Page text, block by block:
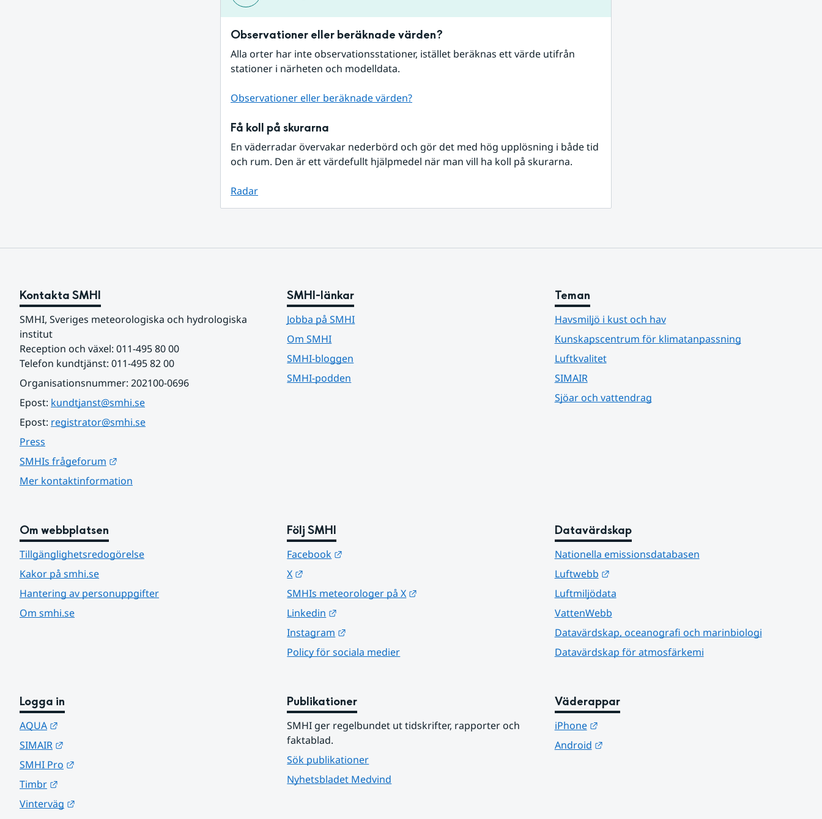
Observationer eller beräknade värden?
Alla orter har inte observationsstationer, istället beräknas ett värde utifrån
stationer i närheten och modelldata.
Observationer eller beräknade värden?
Få koll på skurarna
En väderradar övervakar nederbörd och gör det med hög upplösning i både tid
och rum. Den är ett värdefullt hjälpmedel när man vill ha koll på skurarna.
Radar
Kontakta SMHI
SMHI, Sveriges meteorologiska och hydrologiska
institut
Reception och växel: 011-495 80 00
Telefon kundtjänst: 011-495 82 00
Organisationsnummer: 202100-0696
Epost: kundtjanst@smhi.se
Epost: registrator@smhi.se
Press
SMHIs frågeforum
Mer kontaktinformation
SMHI-länkar
Jobba på SMHI
Om SMHI
SMHI-bloggen
SMHI-podden
Teman
Havsmiljö i kust och hav
Kunskapscentrum för klimatanpassning
Luftkvalitet
SIMAIR
Sjöar och vattendrag
Om webbplatsen
Tillgänglighetsredogörelse
Kakor på smhi.se
Hantering av personuppgifter
Om smhi.se
Följ SMHI
Facebook
X
SMHIs meteorologer på X
Linkedin
Instagram
Policy för sociala medier
Datavärdskap
Nationella emissionsdatabasen
Luftwebb
Länk till annan webbplats.
Luftmiljödata
VattenWebb
Datavärdskap, oceanografi och marinbiologi
Datavärdskap för atmosfärkemi
Logga in
AQUA
SIMAIR
SMHI Pro
Timbr
Vinterväg
Publikationer
SMHI ger regelbundet ut tidskrifter, rapporter och
faktablad.
Sök publikationer
Nyhetsbladet Medvind
Väderappar
iPhone
Länk till annan webbplats.
Android
Länk till annan webbplats.